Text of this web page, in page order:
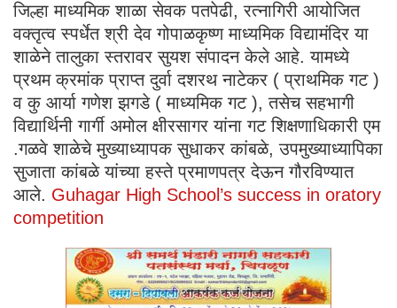
जिल्हा माध्यमिक शाळा सेवक पतपेढी, रत्नागिरी आयोजित
वक्तृत्व स्पर्धेत श्री देव गोपाळकृष्ण माध्यमिक विद्यामंदिर या
शाळेने तालुका स्तरावर सुयश संपादन केले आहे. यामध्ये
प्रथम क्रमांक प्राप्त दुर्वा दशरथ नाटेकर ( प्राथमिक गट )
व कु आर्या गणेश झगडे ( माध्यमिक गट ), तसेच सहभागी
विद्यार्थिनी गार्गी अमोल क्षीरसागर यांना गट शिक्षणाधिकारी एम
.गळवे शाळेचे मुख्याध्यापक सुधाकर कांबळे, उपमुख्याध्यापिका
सुजाता कांबळे यांच्या हस्ते प्रमाणपत्र देऊन गौरविण्यात
आले. Guhagar High School’s success in oratory
competition